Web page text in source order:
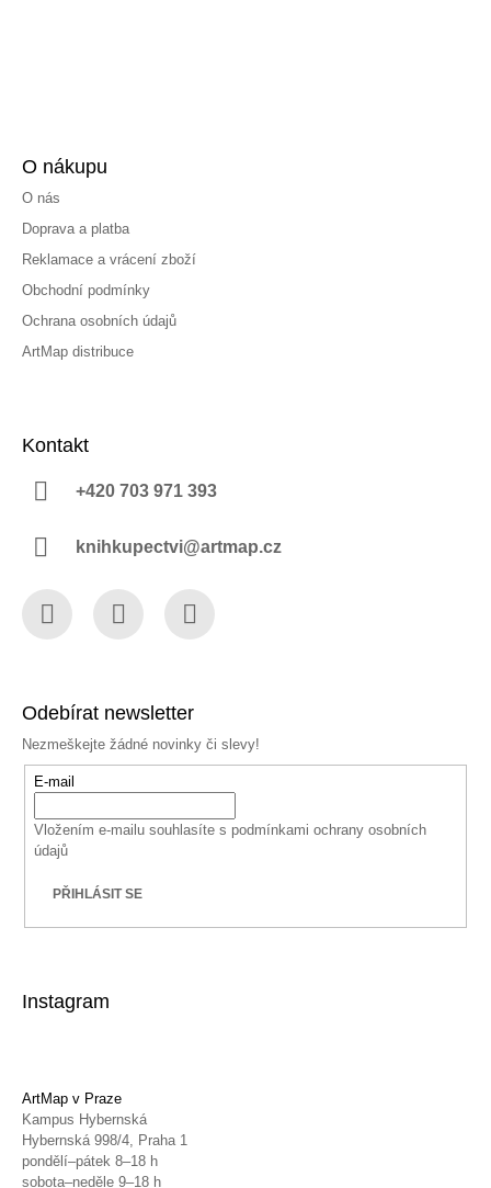
O nákupu
O nás
Doprava a platba
Reklamace a vrácení zboží
Obchodní podmínky
Ochrana osobních údajů
ArtMap distribuce
Kontakt
+420 703 971 393
knihkupectvi@artmap.cz
Odebírat newsletter
Nezmeškejte žádné novinky či slevy!
E-mail
Vložením e-mailu souhlasíte s podmínkami ochrany osobních
údajů
PŘIHLÁSIT SE
Instagram
ArtMap v Praze
Kampus Hybernská
Hybernská 998/4, Praha 1
pondělí–pátek 8–18 h
sobota–neděle 9–18 h